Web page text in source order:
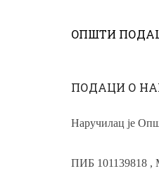
OПШТИ
ПОДАЦИ О
Наручилац је
ПИБ 101139818 ,